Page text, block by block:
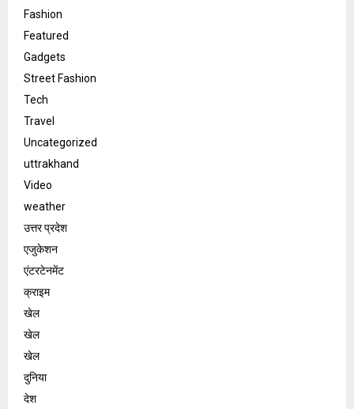
Fashion
Featured
Gadgets
Street Fashion
Tech
Travel
Uncategorized
uttrakhand
Video
weather
उत्तर प्रदेश
एजुकेशन
एंटरटेनमेंट
क्राइम
खेल
खेल
खेल
दुनिया
देश